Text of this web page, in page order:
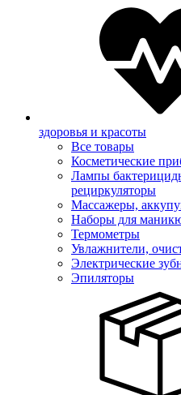
здоровья и красоты
Все товары
Косметические
Лампы
рециркуляторы
Массажеры,
Наборы для
Термометры
Увлажнители,
Электрические
Эпиляторы